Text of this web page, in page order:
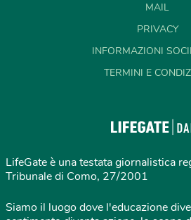
MAIL
PRIVACY
INFORMAZIONI
TERMINI E
LifeGate è una testata giornalistica
Tribunale di Como, 27/2001
Siamo il luogo dove l'educazione